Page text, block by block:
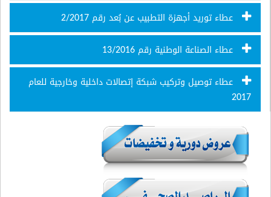
عطاء توريد أجهزة التطبيب عن بُعد رقم 2/2017
عطاء الصناعة الوطنية رقم 13/2016
عطاء توصيل وتركيب شبكة إتصالات داخلية وخارجية للعام
2017